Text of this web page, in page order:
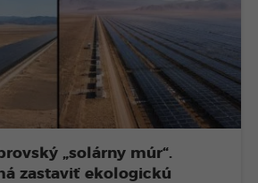
„solárny múr“.
zastaviť ekologickú